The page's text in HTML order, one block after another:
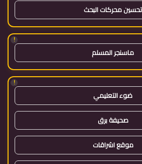
تحسين محركات البحث
!
ماسنجر المسلم
!
ضوء التعليمي
صحيفة برق
موقع اشراقات